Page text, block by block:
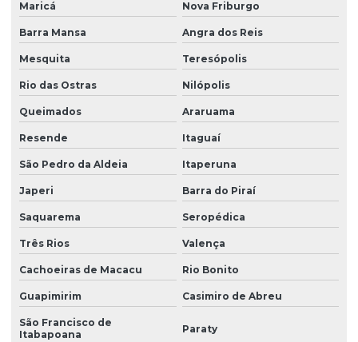
Maricá Nova Friburgo
Barra Mansa Angra dos Reis
Mesquita Teresópolis
Rio das Ostras Nilópolis
Queimados Araruama
Resende Itaguaí
São Pedro da Aldeia Itaperuna
Japeri Barra do Piraí
Saquarema Seropédica
Três Rios Valença
Cachoeiras de Macacu Rio Bonito
Guapimirim Casimiro de Abreu
São Francisco de
Itabapoana
Paraty